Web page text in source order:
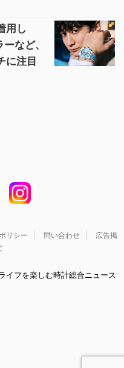
用し
など、
に注目
リシー 問い合わせ
広告掲
フを楽しむ時計総合ニュース